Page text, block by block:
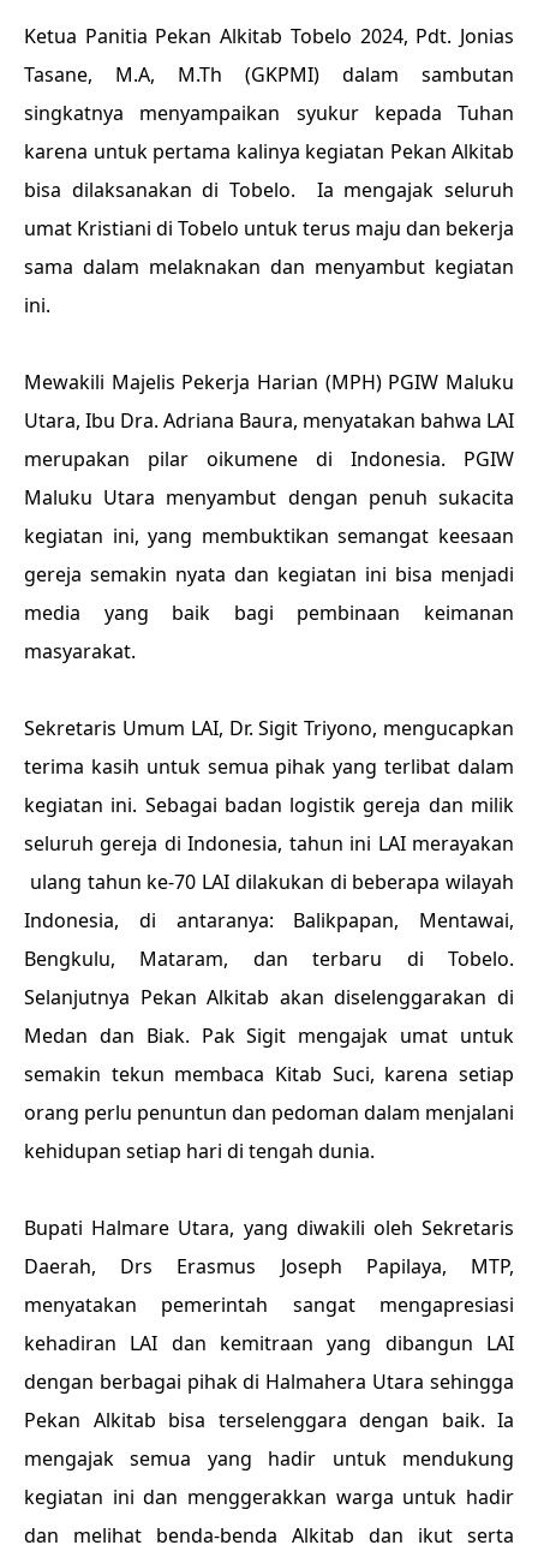
Ketua Panitia Pekan Alkitab Tobelo 2024, Pdt. Jonias
Tasane, M.A, M.Th (GKPMI) dalam sambutan
singkatnya menyampaikan syukur kepada Tuhan
karena untuk pertama kalinya kegiatan Pekan Alkitab
bisa dilaksanakan di Tobelo.
Ia mengajak seluruh
umat Kristiani di Tobelo untuk terus maju dan bekerja
sama dalam melaknakan dan menyambut kegiatan
ini.
Mewakili Majelis Pekerja Harian (MPH) PGIW Maluku
Utara, Ibu Dra. Adriana Baura, menyatakan bahwa LAI
merupakan pilar oikumene di Indonesia. PGIW
Maluku Utara menyambut dengan penuh sukacita
kegiatan ini, yang membuktikan semangat keesaan
gereja semakin nyata dan kegiatan ini bisa menjadi
media yang baik bagi pembinaan keimanan
masyarakat.
Sekretaris Umum LAI, Dr. Sigit Triyono, mengucapkan
terima kasih untuk semua pihak yang terlibat dalam
kegiatan ini. Sebagai badan logistik gereja dan milik
seluruh gereja di Indonesia, tahun ini LAI merayakan
ulang tahun ke-70 LAI dilakukan di beberapa wilayah
Indonesia, di antaranya: Balikpapan, Mentawai,
Bengkulu, Mataram, dan terbaru di Tobelo.
Selanjutnya Pekan Alkitab akan diselenggarakan di
Medan dan Biak. Pak Sigit mengajak umat untuk
semakin tekun membaca Kitab Suci, karena setiap
orang perlu penuntun dan pedoman dalam menjalani
kehidupan setiap hari di tengah dunia.
Bupati Halmare Utara, yang diwakili oleh Sekretaris
Daerah, Drs Erasmus Joseph Papilaya, MTP,
menyatakan pemerintah sangat mengapresiasi
kehadiran LAI dan kemitraan yang dibangun LAI
dengan berbagai pihak di Halmahera Utara sehingga
Pekan Alkitab bisa terselenggara dengan baik. Ia
mengajak semua yang hadir untuk mendukung
kegiatan ini dan menggerakkan warga untuk hadir
dan melihat benda-benda Alkitab dan ikut serta